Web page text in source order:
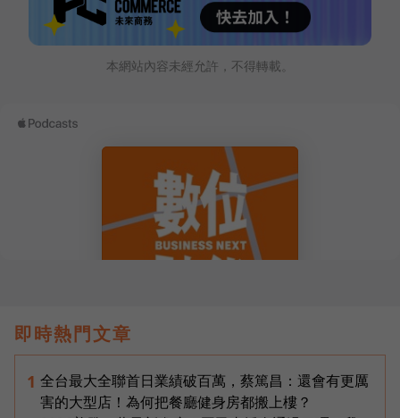
本網站內容未經允許，不得轉載。
即時熱門文章
1 全台最大全聯首日業績破百萬，蔡篤昌：還會有更厲
害的大型店！為何把餐廳健身房都搬上樓？